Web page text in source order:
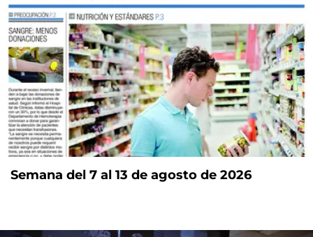
Semana del 7 al 13 de agosto de 2026